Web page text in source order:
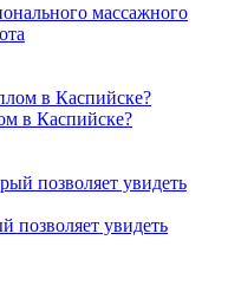
массажного
в Каспийске?
позволяет увидеть